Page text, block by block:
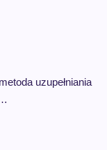
uzupełniania